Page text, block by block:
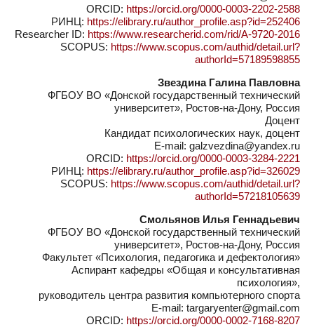
ORCID: https://orcid.org/0000-0003-2202-2588
РИНЦ: https://elibrary.ru/author_profile.asp?id=252406
Researcher ID: https://www.researcherid.com/rid/A-9720-2016
SCOPUS: https://www.scopus.com/authid/detail.url?
authorId=57189598855
Звездина Галина Павловна
ФГБОУ ВО «Донской государственный технический
университет», Ростов-на-Дону, Россия
Доцент
Кандидат психологических наук, доцент
E-mail: galzvezdina@yandex.ru
ORCID: https://orcid.org/0000-0003-3284-2221
РИНЦ: https://elibrary.ru/author_profile.asp?id=326029
SCOPUS: https://www.scopus.com/authid/detail.url?
authorId=57218105639
Смольянов Илья Геннадьевич
ФГБОУ ВО «Донской государственный технический
университет», Ростов-на-Дону, Россия
Факультет «Психология, педагогика и дефектология»
Аспирант кафедры «Общая и консультативная
психология»,
руководитель центра развития компьютерного спорта
E-mail: targaryenter@gmail.com
ORCID: https://orcid.org/0000-0002-7168-8207